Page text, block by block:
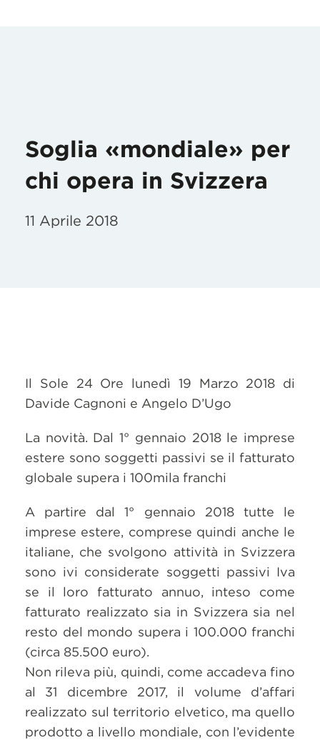
Soglia «mondiale» per
chi opera in Svizzera
11 Aprile 2018
Il Sole 24 Ore lunedì 19 Marzo 2018 di
Davide Cagnoni e Angelo D’Ugo
La novità. Dal 1° gennaio 2018 le imprese
estere sono soggetti passivi se il fatturato
globale supera i 100mila franchi
A partire dal 1° gennaio 2018 tutte le
imprese estere, comprese quindi anche le
italiane, che svolgono attività in Svizzera
sono ivi considerate soggetti passivi Iva
se il loro fatturato annuo, inteso come
fatturato realizzato sia in Svizzera sia nel
resto del mondo supera i 100.000 franchi
(circa 85.500 euro).
Non rileva più, quindi, come accadeva fino
al 31 dicembre 2017, il volume d’affari
realizzato sul territorio elvetico, ma quello
prodotto a livello mondiale, con l’evidente